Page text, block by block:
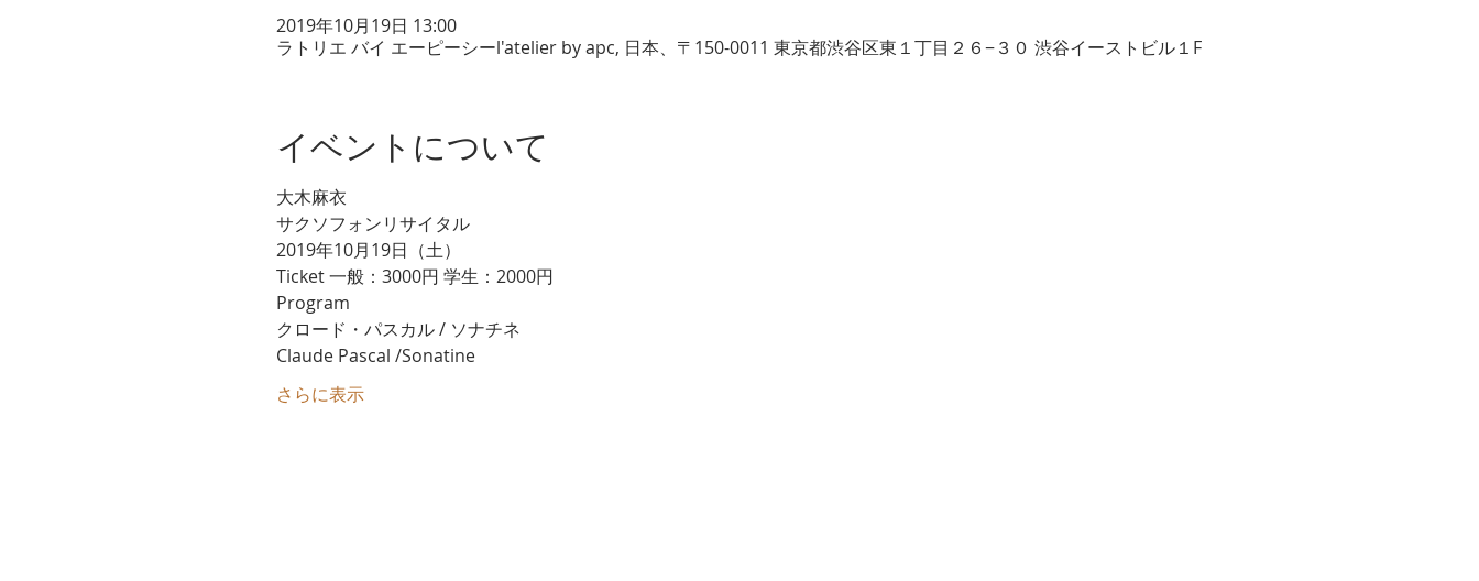
2019年10月19日 13:00
ラトリエ バイ エーピーシーl'atelier by apc, 日本、〒150-0011 東京都渋谷区東１丁目２６−３０ 渋谷イーストビル１F
イベントについて
大木麻衣
サクソフォンリサイタル
Ticket 一般：3000円 学生：2000円
Claude Pascal /Sonatine
さらに表示